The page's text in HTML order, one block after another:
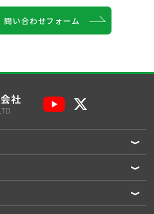
問い合わせフォーム
社